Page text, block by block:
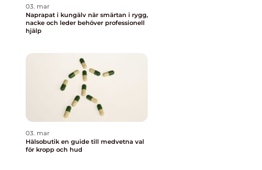
03. mar
Naprapat i kungälv när smärtan i rygg,
nacke och leder behöver professionell
hjälp
03. mar
Hälsobutik en guide till medvetna val
för kropp och hud